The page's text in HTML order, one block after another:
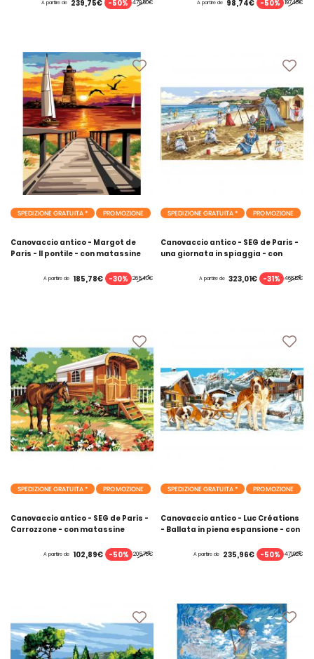
479,50€
A partire de 239,75€ -50% 197,48€
A partire de 98,74€ -50%
SPEDIZIONE GRATUITA * PROMOZIONE
Canovaccio antico - Margot de
Paris - Il pontile - con matassine
265,40€
A partire de 185,78€ -30%
SPEDIZIONE GRATUITA * PROMOZIONE
Canovaccio antico - SEG de Paris -
una giornata in spiaggia - con
468,12€
A partire de 323,01€ -31%
SPEDIZIONE GRATUITA * PROMOZIONE
Canovaccio antico - SEG de Paris -
Carrozzone - con matassine
205,78€
A partire de 102,89€ -50%
SPEDIZIONE GRATUITA * PROMOZIONE
Canovaccio antico - Luc Créations
- Ballata in piena espansione - con
471,92€
A partire de 235,96€ -50%